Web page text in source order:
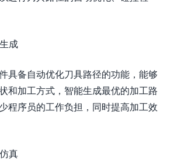
成
具备自动优化刀具路径的功能，能够
和加工方式，智能生成最优的加工路
程序员的工作负担，同时提高加工效
真